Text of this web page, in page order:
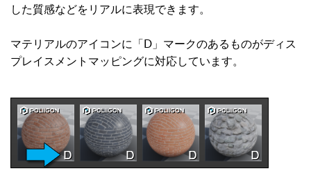
した質感などをリアルに表現できます。
マテリアルのアイコンに「D」マークのあるものがディス
プレイスメントマッピングに対応しています。